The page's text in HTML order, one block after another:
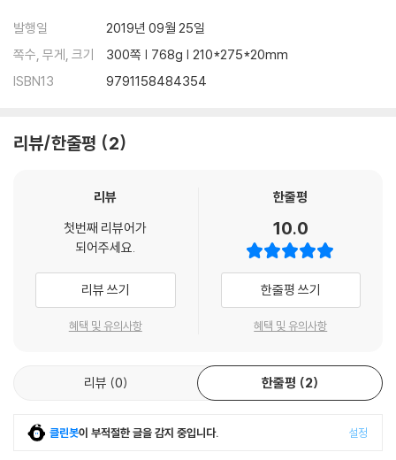
발행일
2019년 09월 25일
쪽수, 무게, 크기
300쪽 | 768g | 210*275*20mm
ISBN13
9791158484354
리뷰/한줄평 2
리뷰
첫번째 리뷰어가
되어주세요.
리뷰 쓰기
혜택 및 유의사항
한줄평
10.0
한줄평 쓰기
혜택 및 유의사항
리뷰 0 한줄평 2
클린봇이 부적절한 글을 감지 중입니다. 설정